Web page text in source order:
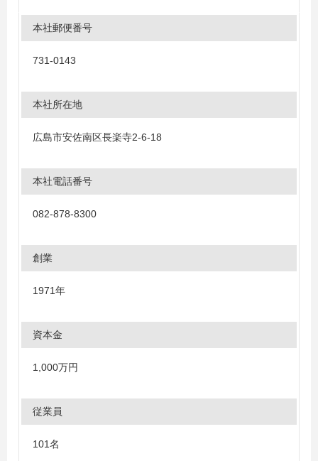
本社郵便番号
731-0143
本社所在地
広島市安佐南区長楽寺2-6-18
本社電話番号
082-878-8300
創業
1971年
資本金
1,000万円
従業員
101名